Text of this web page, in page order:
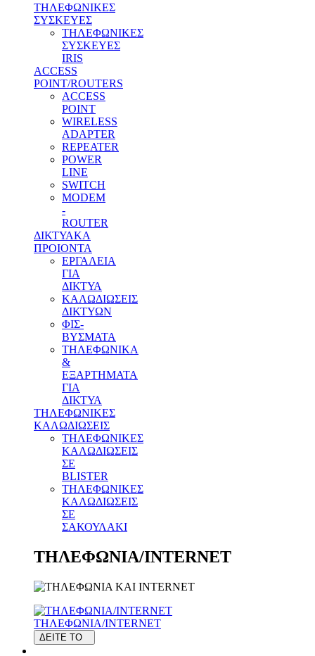
ΤΗΛΕΦΩΝΙΚΕΣ
ΣΥΣΚΕΥΕΣ
ΤΗΛΕΦΩΝΙΚΕΣ
ΣΥΣΚΕΥΕΣ
IRIS
ACCESS
POINT/ROUTERS
ACCESS
POINT
WIRELESS
ADAPTER
REPEATER
POWER
LINE
SWITCH
MODEM
-
ROUTER
ΔΙΚΤΥΑΚΑ
ΠΡΟΙΟΝΤΑ
ΕΡΓΑΛΕΙΑ
ΓΙΑ
ΔΙΚΤΥΑ
ΚΑΛΩΔΙΩΣΕΙΣ
ΔΙΚΤΥΩΝ
ΦΙΣ-
ΒΥΣΜΑΤΑ
THΛΕΦΩΝΙΚΑ
&
ΕΞΑΡΤΗΜΑΤΑ
ΓΙΑ
ΔΙΚΤΥΑ
ΤΗΛΕΦΩΝΙΚΕΣ
ΚΑΛΩΔΙΩΣΕΙΣ
ΤΗΛΕΦΩΝΙΚΕΣ
ΚΑΛΩΔΙΩΣΕΙΣ
ΣΕ
BLISTER
ΤΗΛΕΦΩΝΙΚΕΣ
ΚΑΛΩΔΙΩΣΕΙΣ
ΣΕ
ΣΑΚΟΥΛΑΚΙ
ΤΗΛΕΦΩΝΙΑ/INTERNET
ΤΗΛΕΦΩΝΙΑ/INTERNET
ΔΕΙΤΕ ΤΟ